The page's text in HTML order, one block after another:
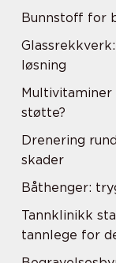
Bunnstoff for
løsning
støtte?
Drenering
skader
Båthenger:
Tannklinikk
tannlege for